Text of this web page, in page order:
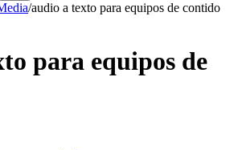
/audio a texto para equipos de contido
para equipos de